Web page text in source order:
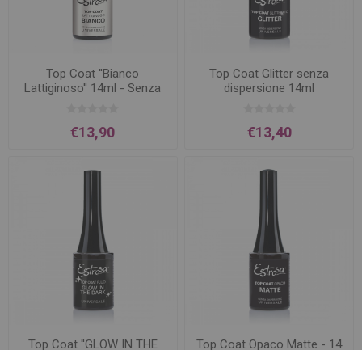
Top Coat ''Bianco
Lattiginoso'' 14ml - Senza
€13,90
Top Coat Glitter senza
dispersione 14ml
€13,40
Top Coat ''GLOW IN THE Top Coat Opaco Matte - 14